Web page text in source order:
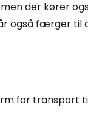
der kører
også færger til
for transport